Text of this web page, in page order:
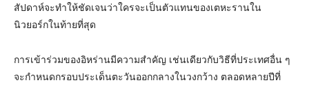
สัปดาห์จะทำให้ชัดเจนว่าใครจะเป็นตัวแทนของเตหะรานใน
นิวยอร์กในท้ายที่สุด
การเข้าร่วมของอิหร่านมีความสำคัญ เช่นเดียวกับวิธีที่ประเทศอื่น ๆ
จะกำหนดกรอบประเด็นตะวันออกกลางในวงกว้าง ตลอดหลายปีที่